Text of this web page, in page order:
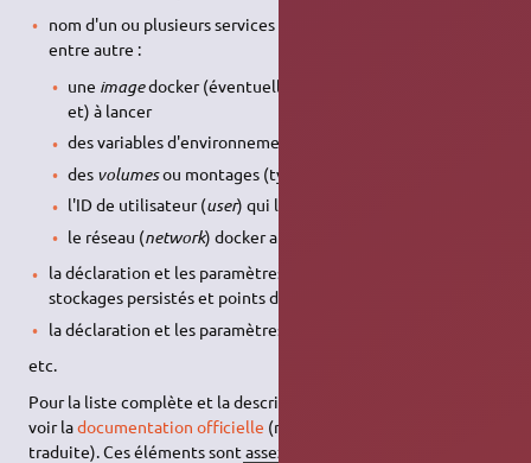
nom d'un ou plusieurs services docker avec pour chacun,
entre autre :
une imagedocker (éventuellement à construire –
et) à lancer
des variables d'environnement (
des volumesou montages (type
l'ID de utilisateur (user) qui lance le processus
le réseau (network) docker auquel se connecter
la déclaration et les paramètres des volumes (espaces de
stockages persistés et points de montage)
la déclaration et les paramètres des réseaux docker
etc.
Pour la liste complète et la description de chaque élément,
voir ladocumentation officielle (malheureusement non
traduite). Ces éléments sont assez directement tirés des